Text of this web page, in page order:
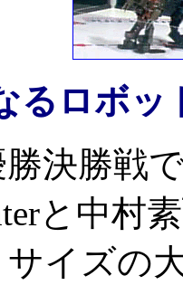
るロボッ
決勝戦
と中村
サイズの